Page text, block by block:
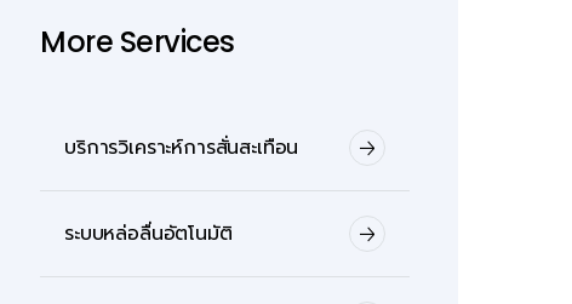
More Services
บริการวิเคราะห์การสั่นสะเทือน
ระบบหล่อลื่นอัตโนมัติ